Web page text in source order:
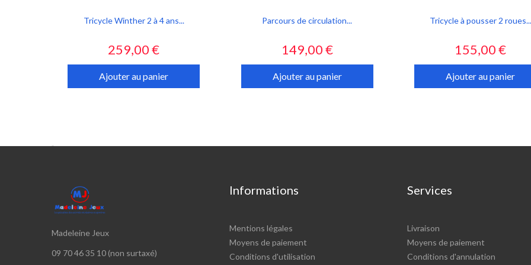
Tricycle Winther 2 à 4 ans...
Prix
259,00 €
Ajouter au panier
Parcours de circulation...
Prix
149,00 €
Ajouter au panier
Tricycle à pousser 2 roues...
Prix
155,00 €
Ajouter au panier

Madeleine Jeux
09 70 46 35 10 (non surtaxé)
Informations
Mentions légales
Moyens de paiement
Conditions d'utilisation
Services
Livraison
Moyens de paiement
Conditions d'annulation